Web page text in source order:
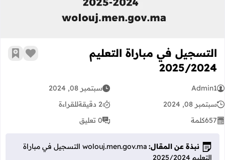
التسجيل في مباراة التعليم
2025/2024
زر أضف
Admin1
سبتمبر 08, 2024
سبتمبر 08, 2024
2 دقيقة
للقراءة
657كلمة 0 تعليق
نبذة عن المقال:
wolouj.men.gov.ma التسجيل في مباراة
التعليم 2025/2024